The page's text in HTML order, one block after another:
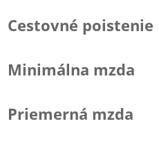
Cestovné poistenie
Minimálna mzda
Priemerná mzda